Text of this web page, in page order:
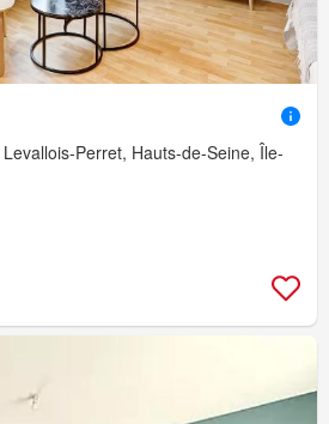
Perret, Hauts-de-Seine, Île-